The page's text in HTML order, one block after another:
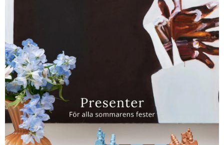
Sverige
Danmark
Norge